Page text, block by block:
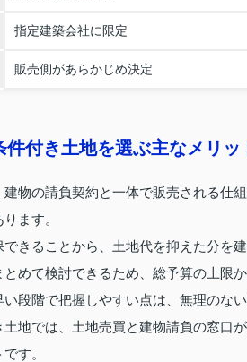
指定建築会社に限定
販売側があらかじめ決定
件付き土地を選ぶ主なメリッ
物の請負契約と一体で販売される仕
ます。
きることから、土地代を抑えた分を
めて検討できるため、総予算の上限
段階で把握しやすい点は、無理のな
土地では、土地売買と建物請負の窓口
す。